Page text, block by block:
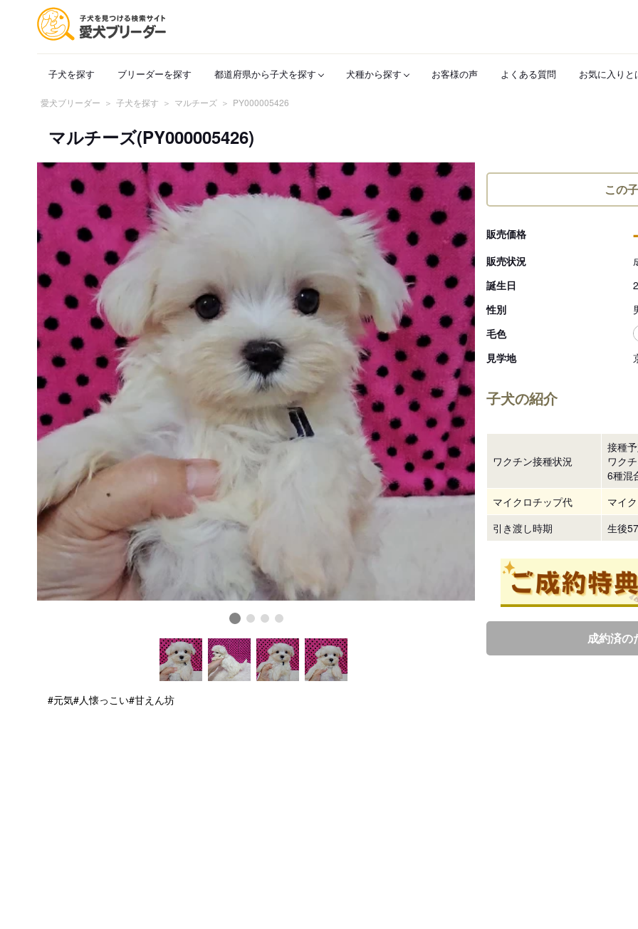
子犬を探す ブリーダーを探す 都道府県から子犬を探す 犬種から探す お客様の声 よくある質問 お気に入りと
愛犬ブリーダー 子犬を探す マルチーズ PY000005426
マルチーズ(PY000005426)
#元気#人懐っこい#甘えん坊
この
販売価格
販売状況
誕生日
性別
毛色
見学地
子犬の紹介
ワクチン接種状況
接種
ワク
6種混
マイクロチップ代
マイ
引き渡し時期
生後
成約済の